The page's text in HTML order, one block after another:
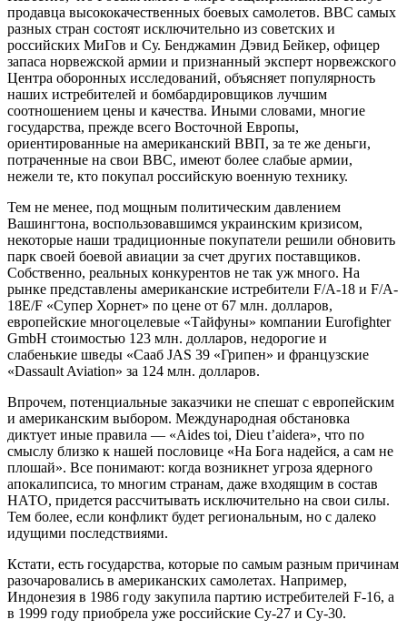
продавца высококачественных боевых самолетов. ВВС самых
разных стран состоят исключительно из советских и
российских МиГов и Су. Бенджамин Дэвид Бейкер, офицер
запаса норвежской армии и признанный эксперт норвежского
Центра оборонных исследований, объясняет популярность
наших истребителей и бомбардировщиков лучшим
соотношением цены и качества. Иными словами, многие
государства, прежде всего Восточной Европы,
ориентированные на американский ВВП, за те же деньги,
потраченные на свои ВВС, имеют более слабые армии,
нежели те, кто покупал российскую военную технику.
Тем не менее, под мощным политическим давлением
Вашингтона, воспользовавшимся украинским кризисом,
некоторые наши традиционные покупатели решили обновить
парк своей боевой авиации за счет других поставщиков.
Собственно, реальных конкурентов не так уж много. На
рынке представлены американские истребители F/A-18 и F/A-
18E/F «Супер Хорнет» по цене от 67 млн. долларов,
европейские многоцелевые «Тайфуны» компании Eurofighter
GmbH стоимостью 123 млн. долларов, недорогие и
слабенькие шведы «Сааб JAS 39 «Грипен» и французские
«Dassault Aviation» за 124 млн. долларов.
Впрочем, потенциальные заказчики не спешат с европейским
и американским выбором. Международная обстановка
диктует иные правила — «Aides toi, Dieu t’aidera», что по
смыслу близко к нашей пословице «На Бога надейся, а сам не
плошай». Все понимают: когда возникнет угроза ядерного
апокалипсиса, то многим странам, даже входящим в состав
НАТО, придется рассчитывать исключительно на свои силы.
Тем более, если конфликт будет региональным, но с далеко
идущими последствиями.
Кстати, есть государства, которые по самым разным причинам
разочаровались в американских самолетах. Например,
Индонезия в 1986 году закупила партию истребителей F-16, а
в 1999 году приобрела уже российские Су-27 и Су-30.